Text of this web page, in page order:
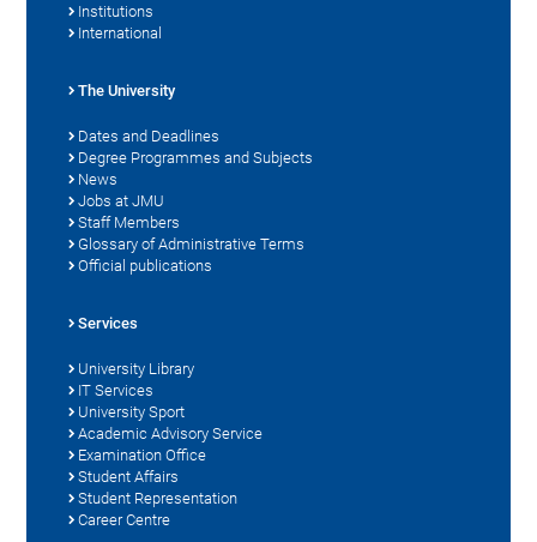
Institutions
International
The University
Dates and Deadlines
Degree Programmes and Subjects
News
Jobs at JMU
Staff Members
Glossary of Administrative Terms
Official publications
Services
University Library
IT Services
University Sport
Academic Advisory Service
Examination Office
Student Affairs
Student Representation
Career Centre